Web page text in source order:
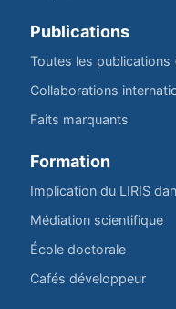
Publications
Toutes les publications
Collaborations
Faits marquants
Formation
Implication du LIRIS
Médiation scientifique
École doctorale
Cafés développeur